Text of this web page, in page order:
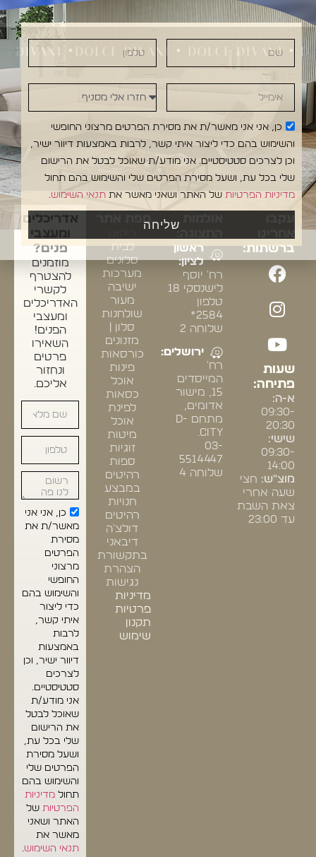
•DOLCE DIVANI • DOLCE DIVANI •
ברשתות:
שעות
פתיחה:
א-ה:
09:30-
20:30
שישי:
09:30-
14:00
מוצ"ש: חצי
שעה אחרי
צאת השבת
עד 23:00
ראשון
לציון:
רח' יוסף
לישנסקי 18
טלפון
2584*
שלוחה 2
ירושלים:
רח'
המייסדים
15, מישור
אדומים,
מתחם D-
CITY.
03-
5514447
שלוחה 4
מפת אתר
לבית
סלונים
מערכות
ישיבה
מעור
שולחנות
סלון |
מזנונים
כורסאות
פינות
אוכל
כסאות
לפינת
אוכל
מיטות
זוגיות
ספות
רהיטים
במבצע
חנויות
רהיטים
דולצ'ה
דיבאני
בתקשורת
הצהרת
נגישות
מדיניות
פרטיות
תקנון
שימוש
אדריכלים
ומעצבי
פנים?
מוזמנים
להצטרף
לקשרי
האדריכלים
ומעצבי
הפנים!
השאירו
פרטים
ונחזור
אליכם.
כן, אני אני
מאשר/ת את
מסירת
הפרטים
מרצוני
החופשי
והשימוש בהם
כדי ליצור
איתי קשר,
לרבות
באמצעות
דיוור ישיר, וכן
לצרכים
סטטיסטיים.
אני מודע/ת
שאוכל לבטל
את הרישום
שלי בכל עת,
ושעל מסירת
הפרטים שלי
והשימוש בהם
תחול מדיניות
הפרטיות של
האתר ושאני
מאשר את
תנאי השימוש.
כן, אני אני מאשר/ת את מסירת הפרטים מרצוני החופשי
והשימוש בהם כדי ליצור איתי קשר, לרבות באמצעות דיוור ישיר,
וכן לצרכים סטטיסטיים. אני מודע/ת שאוכל לבטל את הרישום
שלי בכל עת, ושעל מסירת הפרטים שלי והשימוש בהם תחול
מדיניות הפרטיות של האתר ושאני מאשר את תנאי השימוש.
שליחה